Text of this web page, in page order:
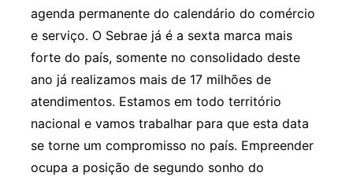
agenda permanente do calendário do comércio
e serviço. O Sebrae já é a sexta marca mais
forte do país, somente no consolidado deste
ano já realizamos mais de 17 milhões de
atendimentos. Estamos em todo território
nacional e vamos trabalhar para que esta data
se torne um compromisso no país. Empreender
ocupa a posição de segundo sonho do